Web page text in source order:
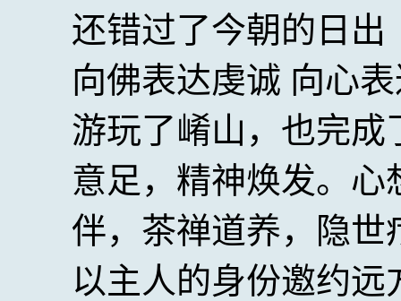
还错过了今朝的日出
向佛表达虔诚 向心
游玩了崤山，也完
意足，精神焕发。
伴，茶禅道养，隐
以主人的身份邀约